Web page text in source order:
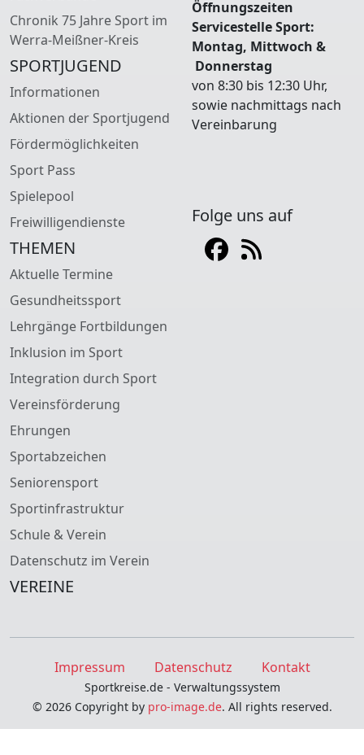
Chronik 75 Jahre Sport im
Werra-Meißner-Kreis
SPORTJUGEND
Informationen
Aktionen der Sportjugend
Fördermöglichkeiten
Sport Pass
Spielepool
Freiwilligendienste
THEMEN
Aktuelle Termine
Gesundheitssport
Lehrgänge Fortbildungen
Inklusion im Sport
Integration durch Sport
Vereinsförderung
Ehrungen
Sportabzeichen
Seniorensport
Sportinfrastruktur
Schule & Verein
Datenschutz im Verein
VEREINE
Öffnungszeiten
Servicestelle Sport:
Montag, Mittwoch &
Donnerstag
von 8:30 bis 12:30 Uhr,
sowie nachmittags nach
Vereinbarung
Folge uns auf
Impressum Datenschutz Kontakt
Sportkreise.de - Verwaltungssystem
© 2026 Copyright by pro-image.de. All rights reserved.